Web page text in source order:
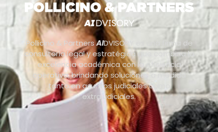
Pollicino & PartnersAIDVISORY es una firma de
consultoría legal y estratégica que combina la
excelencia académica con la eficiencia
operativa, brindando soluciones a medida
tanto en asuntos judiciales como
extrajudiciales.